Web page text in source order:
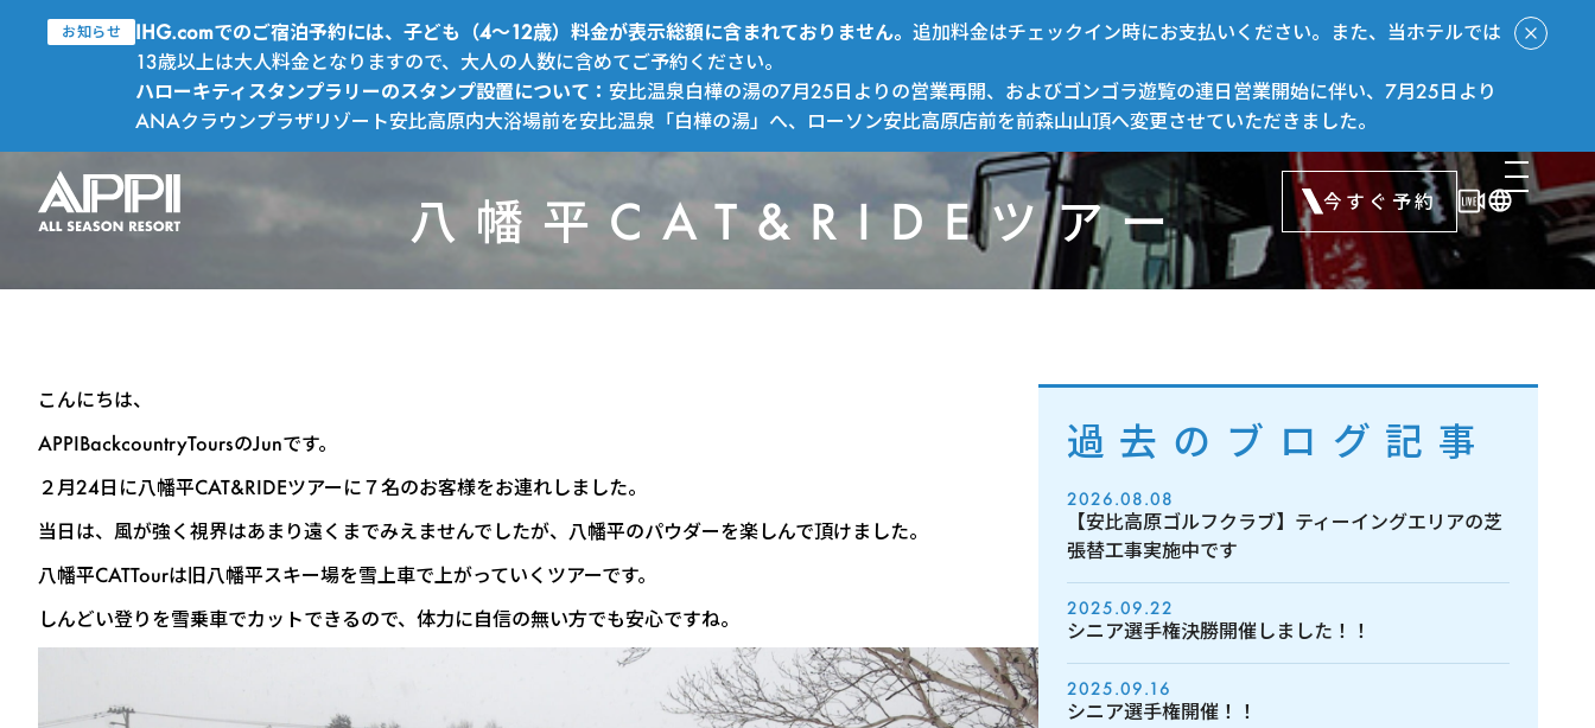
お知らせ IHG.comでのご宿泊予約には、子ども（4～12歳）料金が表示総額に含まれておりません。追加料金はチェックイン時にお支払いください。また、当ホテルでは
13歳以上は大人料金となりますので、大人の人数に含めてご予約ください。
ハローキティスタンプラリーのスタンプ設置について：安比温泉白樺の湯の7月25日よりの営業再開、およびゴンゴラ遊覧の連日営業開始に伴い、7月25日より
ANAクラウンプラザリゾート安比高原内大浴場前を安比温泉「白樺の湯」へ、ローソン安比高原店前を前森山山頂へ変更させていただきました。
今すぐ予約
八幡平CAT&RIDEツアー
こんにちは、
APPIBackcountryToursのJunです。
２月24日に八幡平CAT&RIDEツアーに７名のお客様をお連れしました。
当日は、風が強く視界はあまり遠くまでみえませんでしたが、八幡平のパウダーを楽しんで頂けました。
八幡平CATTourは旧八幡平スキー場を雪上車で上がっていくツアーです。
しんどい登りを雪乗車でカットできるので、体力に自信の無い方でも安心ですね。
過去のブログ記事
2026.08.08
【安比高原ゴルフクラブ】ティーイングエリアの芝
張替工事実施中です
2025.09.22
シニア選手権決勝開催しました！！
2025.09.16
シニア選手権開催！！